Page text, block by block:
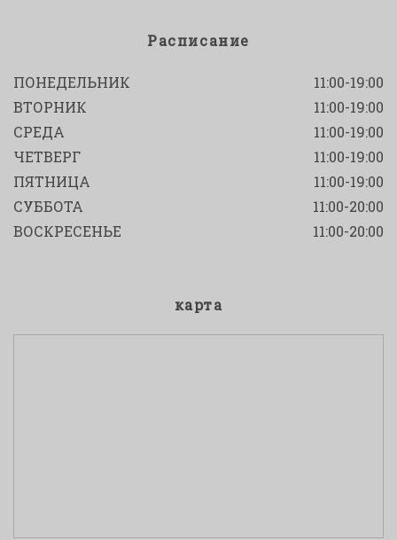
Расписание
ПОНЕДЕЛЬНИК
11:00-19:00
ВТОРНИК
11:00-19:00
СРЕДА
11:00-19:00
ЧЕТВЕРГ
11:00-19:00
ПЯТНИЦА
11:00-19:00
СУББОТА
11:00-20:00
ВОСКРЕСЕНЬЕ
11:00-20:00
карта